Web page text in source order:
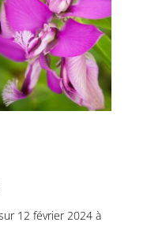
12 février 2024 à